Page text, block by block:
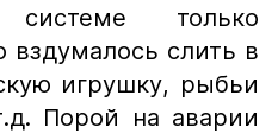
системе только
вздумалось слить в
игрушку, рыбьи
Порой на аварии